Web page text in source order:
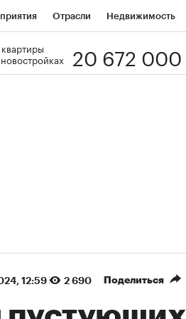
Отрасли Недвижимость
РБК Образование20 672 000
12:59 2 690 Поделиться